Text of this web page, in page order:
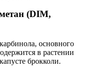
(DIM,
основного
в растении
брокколи.